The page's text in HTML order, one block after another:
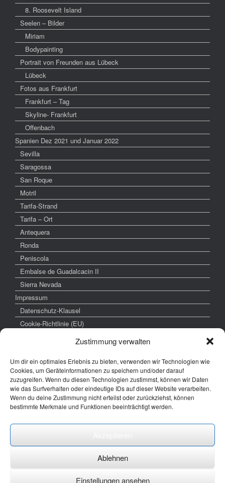
Zustimmung verwalten
Um dir ein optimales Erlebnis zu bieten, verwenden wir Technologien wie
Cookies, um Geräteinformationen zu speichern und/oder darauf
zuzugreifen. Wenn du diesen Technologien zustimmst, können wir Daten
wie das Surfverhalten oder eindeutige IDs auf dieser Website verarbeiten.
Wenn du deine Zustimmung nicht erteilst oder zurückziehst, können
bestimmte Merkmale und Funktionen beeinträchtigt werden.
Ablehnen
Einstellungen ansehen
8. Roosevelt Island
Seelen – Bilder
Miriam
Bodypainting
Portrait von Freunden aus Lübeck
Lübeck
Fotos aus Frankfurt
Frankfurt – Tag
Skyline- Frankfurt
Offenbach
Spanien Dez 2021 und Januar 2022
Sevilla
Saragossa
San Roque
Motril
Tarifa-Strand
Tarifa – Ort
Antequera
Ronda
Peniscola
Embalse de Guadalcacin II
Sierra Nevada
Impressum
Datenschutz-Klausel
Cookie-Richtlinie (EU)
weitere interessante Links
www.hochzeitsfoto-tk.de
www.fotografie-kraemer.de
E-Mail: thomas ( @) thomas-kraemer-fotografie.de